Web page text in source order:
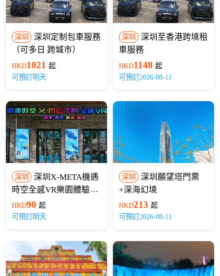
深圳
深圳定制包車服務
（可多日 跨城市）
HKD1021 起
可預訂明天
深圳
深圳至香港跨境租
車服務
HKD1148 起
可預訂2026-08-11
深圳
深圳X-META機遇
時空全感VR樂園體驗票
(歡樂海岸店)
HKD90 起
可預訂明天
深圳
深圳願望塔門票
+深海幻境
HKD213 起
可預訂2026-08-11